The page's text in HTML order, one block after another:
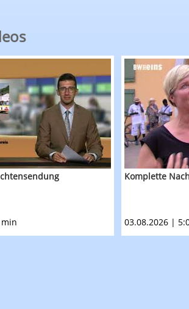
Komplette BW1-
Komplette
03.08.2026 |